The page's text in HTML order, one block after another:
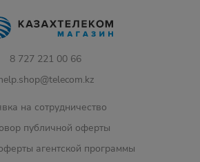
8 727 221 00 66
на сотрудничество
публичной оферты
агентской программы